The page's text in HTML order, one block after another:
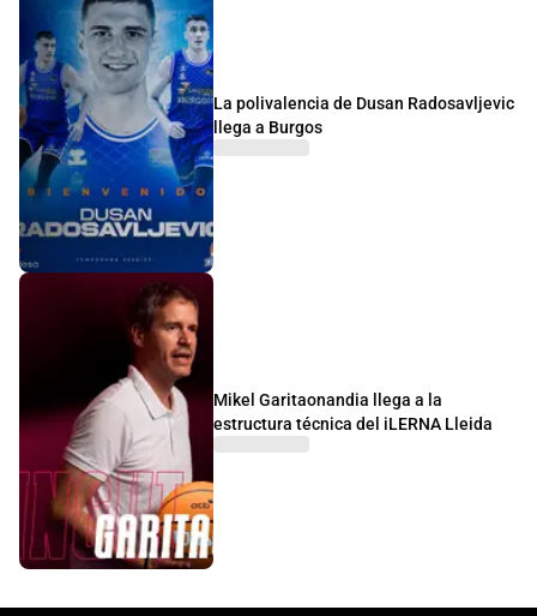
La polivalencia de Dusan Radosavljevic
llega a Burgos
Mikel Garitaonandia llega a la
estructura técnica del iLERNA Lleida